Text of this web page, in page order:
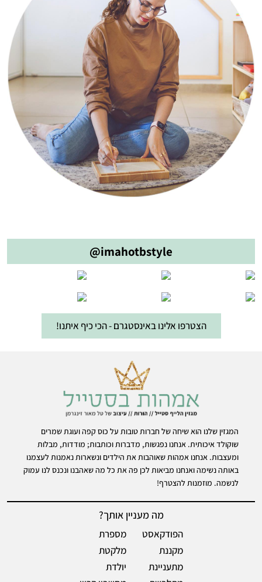
@imahotbstyle
הצטרפו אלינו באינסטגרם - הכי כיף איתנו!
המגזין שלנו הוא שיחה של חברות טובות על כוס קפה ועוגת שמרים
שוקולד איכותית. אנחנו נפגשות, מדברות וכותבות; מודדות, מבלות
ומעצבות. אנחנו אמהות שאוהבות את הילדים ונשארות נאמנות לעצמנו
באותה נשימה ואנחנו מביאות לכן פה את כל מה שאהבנו ונכנס לנו עמוק
לנשמה. מוזמנות להצטרף!
מה מעניין אותך?
הפודקאסט
מקננת
מתעניינת
מספרת
מלקטת
יולדת